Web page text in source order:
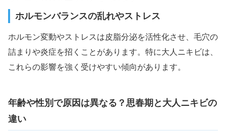
ホルモンバランスの乱れやストレス
ホルモン変動やストレスは皮脂分泌を活性化させ、毛穴の
詰まりや炎症を招くことがあります。特に大人ニキビは、
これらの影響を強く受けやすい傾向があります。
年齢や性別で原因は異なる？思春期と大人ニキビの
違い